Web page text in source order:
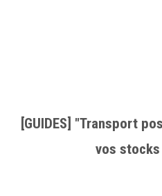
[GUIDES] "Transport
vos